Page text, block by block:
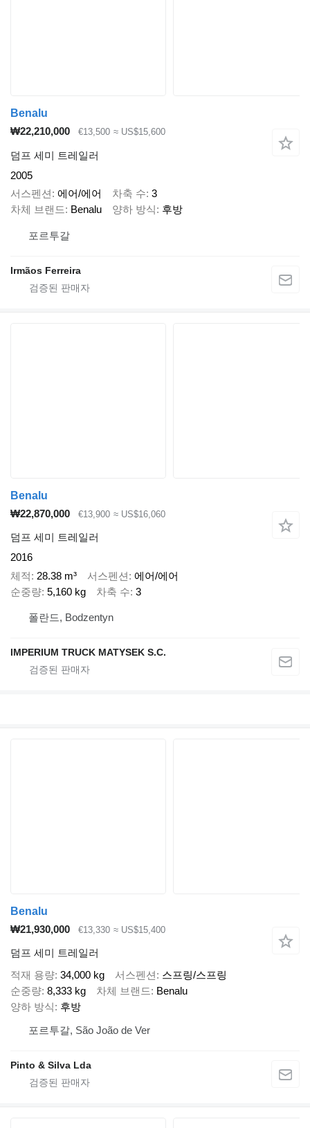
Benalu
₩22,210,000
€13,500 ≈ US$15,600
덤프 세미 트레일러
2005
서스펜션 에어/에어 차축 수 3
차체 브랜드
Benalu 양하 방식 후방
포르투갈
Irmãos Ferreira
Benalu
₩22,870,000
€13,900 ≈ US$16,060
덤프 세미 트레일러
2016
체적
28.38 m³ 서스펜션 에어/에어
순중량 5,160 kg 차축 수 3
폴란드, Bodzentyn
IMPERIUM TRUCK MATYSEK S.C.
Benalu
₩21,930,000
€13,330 ≈ US$15,400
덤프 세미 트레일러
적재 용량 34,000 kg 서스펜션
스프링/스프링
순중량 8,333 kg 차체 브랜드
Benalu
양하 방식
후방
포르투갈, São João de Ver
Pinto & Silva Lda